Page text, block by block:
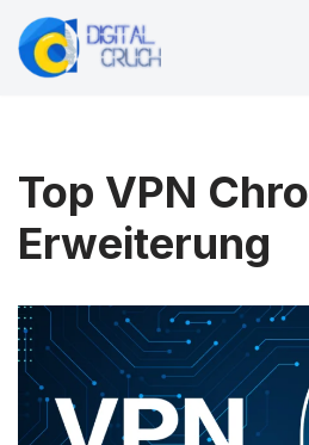
Zum
Top VPN
Erweiterung